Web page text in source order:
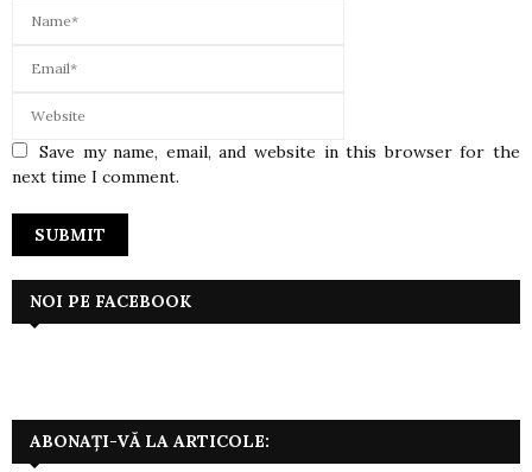
Save my name, email, and website in this browser for the
next time I comment.
NOI PE FACEBOOK
ABONAȚI-VĂ LA ARTICOLE: